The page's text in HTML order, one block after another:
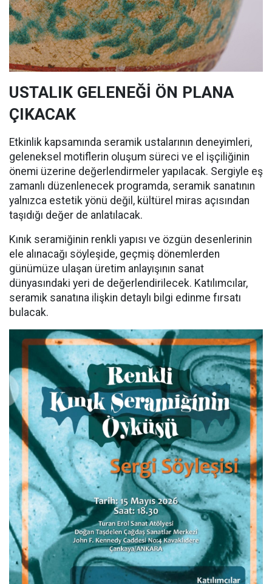
USTALIK GELENEĞİ ÖN PLANA
ÇIKACAK
Etkinlik kapsamında seramik ustalarının deneyimleri,
geleneksel motiflerin oluşum süreci ve el işçiliğinin
önemi üzerine değerlendirmeler yapılacak. Sergiyle eş
zamanlı düzenlenecek programda, seramik sanatının
yalnızca estetik yönü değil, kültürel miras açısından
taşıdığı değer de anlatılacak.
Kınık seramiğinin renkli yapısı ve özgün desenlerinin
ele alınacağı söyleşide, geçmiş dönemlerden
günümüze ulaşan üretim anlayışının sanat
dünyasındaki yeri de değerlendirilecek. Katılımcılar,
seramik sanatına ilişkin detaylı bilgi edinme fırsatı
bulacak.